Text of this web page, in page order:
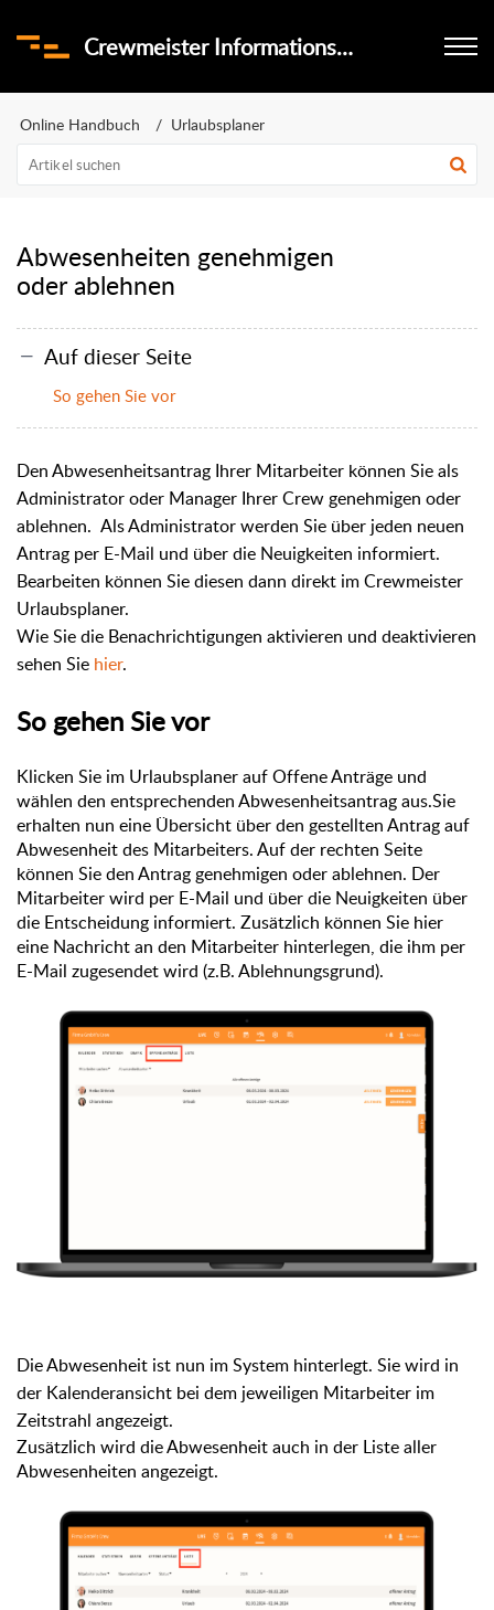
Crewmeister Informationsportal
Online Handbuch Urlaubsplaner
Abwesenheiten genehmigen
oder ablehnen
Auf dieser Seite
So gehen Sie vor
Den Abwesenheitsantrag Ihrer Mitarbeiter können Sie als
Administrator oder Manager Ihrer Crew genehmigen oder
ablehnen. Als Administrator werden Sie über jeden neuen
Antrag per E-Mail und über die Neuigkeiten informiert.
Bearbeiten können Sie diesen dann direkt im Crewmeister
Urlaubsplaner.
Wie Sie die Benachrichtigungen aktivieren und deaktivieren
sehen Sie hier.
So gehen Sie vor
Klicken Sie im Urlaubsplaner auf Offene Anträge und
wählen den entsprechenden Abwesenheitsantrag aus.Sie
erhalten nun eine Übersicht über den gestellten Antrag auf
Abwesenheit des Mitarbeiters. Auf der rechten Seite
können Sie den Antrag genehmigen oder ablehnen. Der
Mitarbeiter wird per E-Mail und über die Neuigkeiten über
die Entscheidung informiert. Zusätzlich können Sie hier
eine Nachricht an den Mitarbeiter hinterlegen, die ihm per
E-Mail zugesendet wird (z.B. Ablehnungsgrund).
Die Abwesenheit ist nun im System hinterlegt. Sie wird in
der Kalenderansicht bei dem jeweiligen Mitarbeiter im
Zeitstrahl angezeigt.
Zusätzlich wird die Abwesenheit auch in der Liste aller
Abwesenheiten angezeigt.